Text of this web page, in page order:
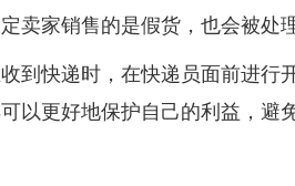
卖家销售的是假货，也会被处理
到快递时，在快递员面前进行
以更好地保护自己的利益，避